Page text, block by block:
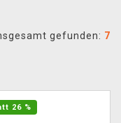
gefunden: 7
26 %